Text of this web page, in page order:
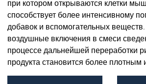
при котором открываются клетки
способствует более интенсивному
добавок и вспомогательных
воздушные включения в смеси
процессе дальнейшей переработки
продукта становится более плотным